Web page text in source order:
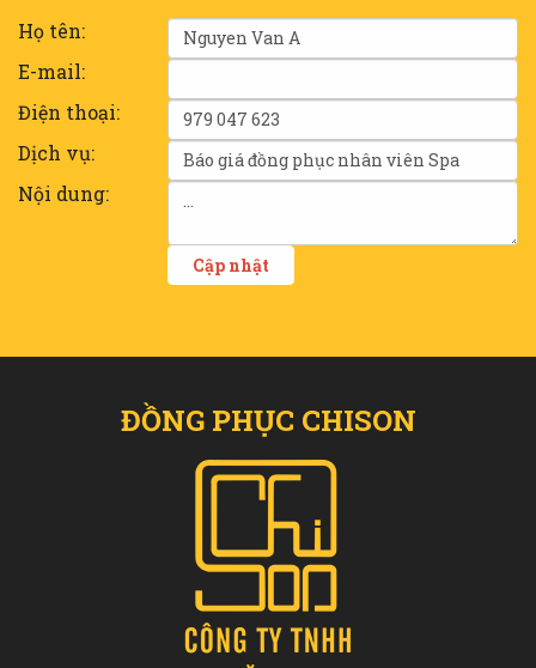
Họ tên:
E-mail:
Điện thoại:
Dịch vụ:
Nội dung:
ĐỒNG PHỤC CHISON